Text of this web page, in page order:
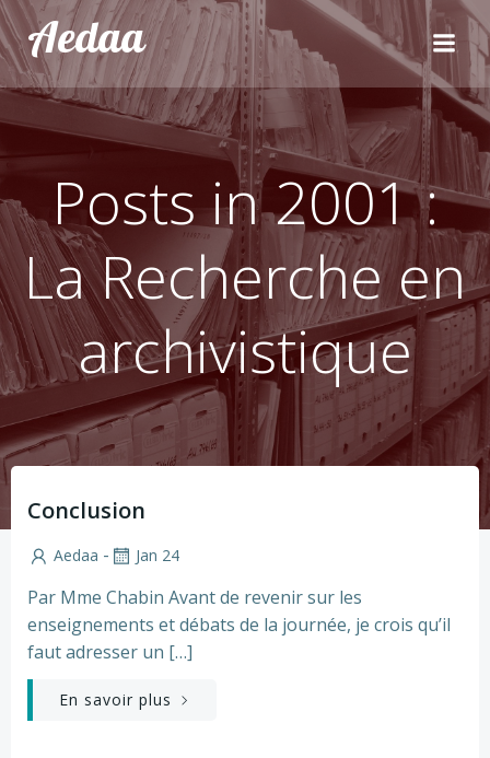
Aller
au
contenu
Aedaa
Posts in 2001 :
La Recherche en
archivistique
Conclusion
Aedaa - Jan 24
Par Mme Chabin Avant de revenir sur les
enseignements et débats de la journée, je crois qu’il
faut adresser un […]
En savoir plus